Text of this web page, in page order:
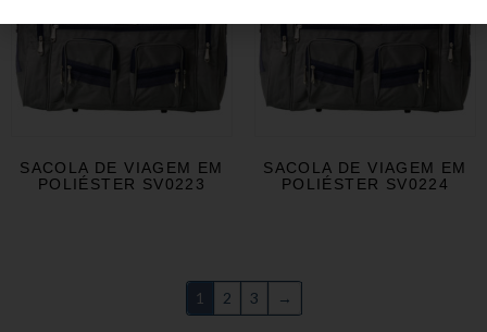
SACOLA DE VIAGEM EM
POLIÉSTER SV0223
SACOLA DE VIAGEM EM
POLIÉSTER SV0224
1 2 3 →